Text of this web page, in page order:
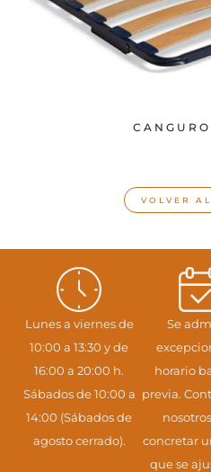
VOLVER
Lunes a viernes de
10:00 a 13:30 y de
16:00 a 20:00 h.
Sábados de 10:00 a
14:00 (Sábados de
agosto cerrado).
Se
horario
previa.
concretar
que se